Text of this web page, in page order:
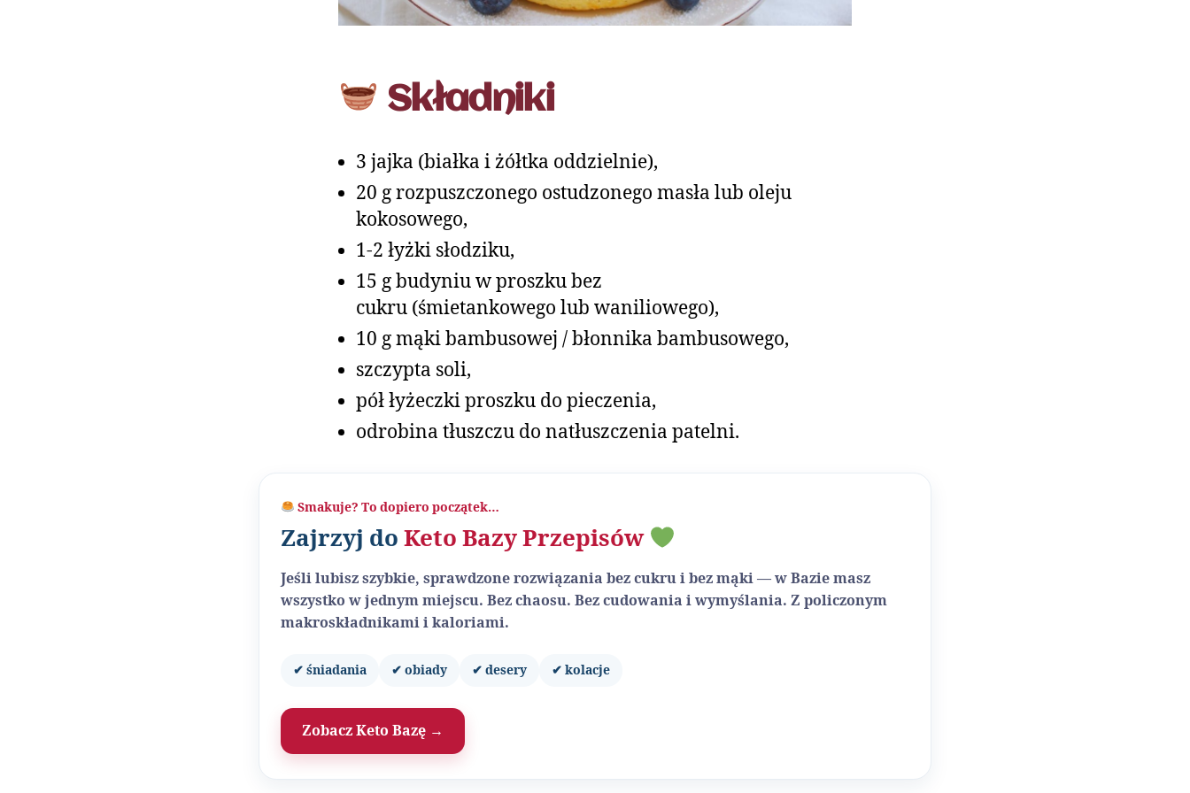
Składniki
3 jajka (białka i żółtka oddzielnie),
20 g rozpuszczonego ostudzonego masła lub oleju
kokosowego,
1-2 łyżki słodziku,
15 g budyniu w proszku bez
cukru (śmietankowego lub waniliowego),
10 g mąki bambusowej / błonnika bambusowego,
szczypta soli,
pół łyżeczki proszku do pieczenia,
odrobina tłuszczu do natłuszczenia patelni.
Smakuje? To dopiero początek…
Zajrzyj do Keto Bazy Przepisów
Jeśli lubisz szybkie, sprawdzone rozwiązania bez cukru i bez mąki — w Bazie masz
wszystko w jednym miejscu. Bez chaosu. Bez cudowania i wymyślania. Z policzonym
makroskładnikami i kaloriami.
✔ śniadania ✔ obiady ✔ desery ✔ kolacje
Zobacz Keto Bazę →